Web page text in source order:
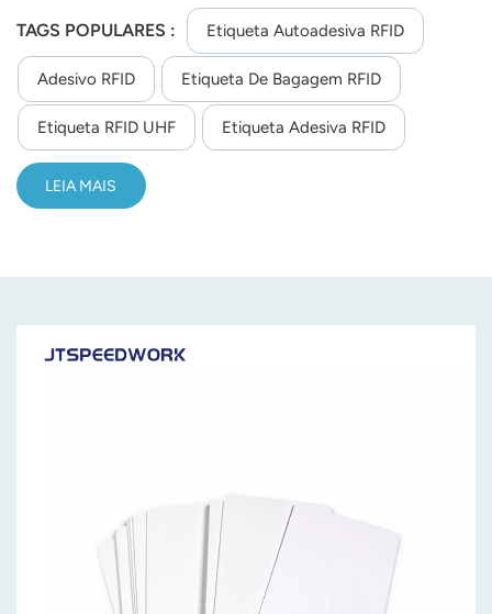
Indonesia
norsk
magyar
TAGS POPULARES : Etiqueta Autoadesiva RFID
Adesivo RFID Etiqueta De Bagagem RFID
Etiqueta RFID UHF Etiqueta Adesiva RFID
LEIA MAIS